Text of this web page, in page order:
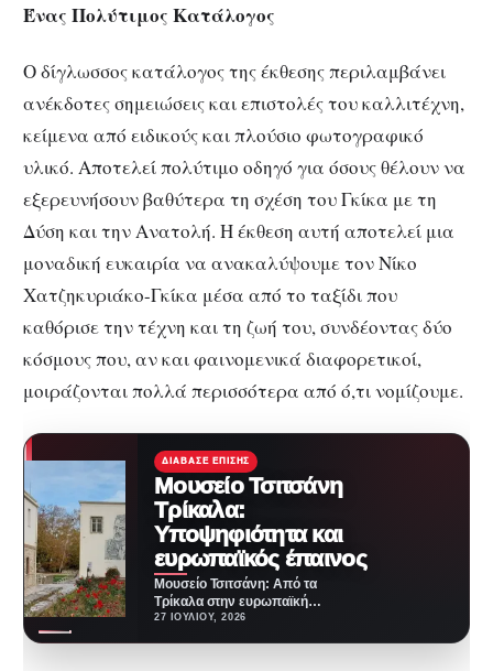
Ένας Πολύτιμος Κατάλογος
Ο δίγλωσσος κατάλογος της έκθεσης περιλαμβάνει
ανέκδοτες σημειώσεις και επιστολές του καλλιτέχνη,
κείμενα από ειδικούς και πλούσιο φωτογραφικό
υλικό. Αποτελεί πολύτιμο οδηγό για όσους θέλουν να
εξερευνήσουν βαθύτερα τη σχέση του Γκίκα με τη
Δύση και την Ανατολή. Η έκθεση αυτή αποτελεί μια
μοναδική ευκαιρία να ανακαλύψουμε τον Νίκο
Χατζηκυριάκο-Γκίκα μέσα από το ταξίδι που
καθόρισε την τέχνη και τη ζωή του, συνδέοντας δύο
κόσμους που, αν και φαινομενικά διαφορετικοί,
μοιράζονται πολλά περισσότερα από ό,τι νομίζουμε.
ΔΙΆΒΑΣΕ ΕΠΊΣΗΣ
Μουσείο Τσιτσάνη
Τρίκαλα:
Υποψηφιότητα και
ευρωπαϊκός έπαινος
Μουσείο Τσιτσάνη: Από τα
Τρίκαλα στην ευρωπαϊκή
μουσειακή σκηνή Το Μουσείο
27 ΙΟΥΛΊΟΥ, 2026